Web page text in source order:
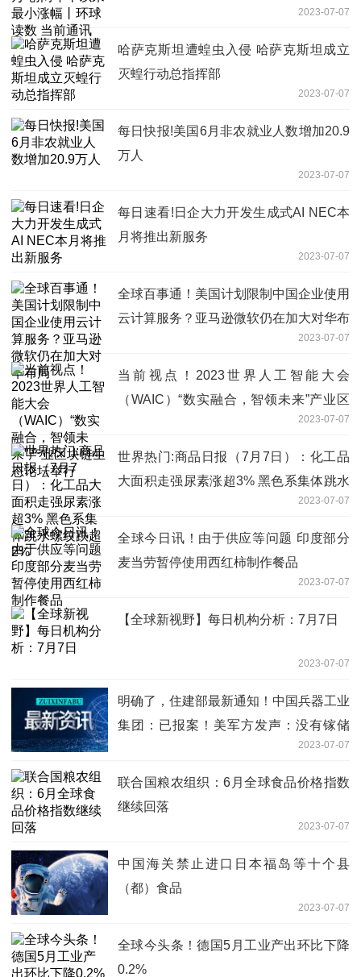
2023-07-07
哈萨克斯坦遭蝗虫入侵 哈萨克斯坦成立
灭蝗行动总指挥部
2023-07-07
每日快报!美国6月非农就业人数增加20.9
万人
2023-07-07
每日速看!日企大力开发生成式AI NEC本
月将推出新服务
2023-07-07
全球百事通！美国计划限制中国企业使用
云计算服务？亚马逊微软仍在加大对华布
2023-07-07
当前视点！2023世界人工智能大会
（WAIC）“数实融合，智领未来”产业区
2023-07-07
世界热门:商品日报（7月7日）：化工品
大面积走强尿素涨超3% 黑色系集体跳水
2023-07-07
全球今日讯！由于供应等问题 印度部分
麦当劳暂停使用西红柿制作餐品
2023-07-07
【全球新视野】每日机构分析：7月7日
2023-07-07
明确了，住建部最新通知！中国兵器工业
集团：已报案！美军方发声：没有镓储
2023-07-07
联合国粮农组织：6月全球食品价格指数
继续回落
2023-07-07
中国海关禁止进口日本福岛等十个县
（都）食品
2023-07-07
全球今头条！德国5月工业产出环比下降
0.2%